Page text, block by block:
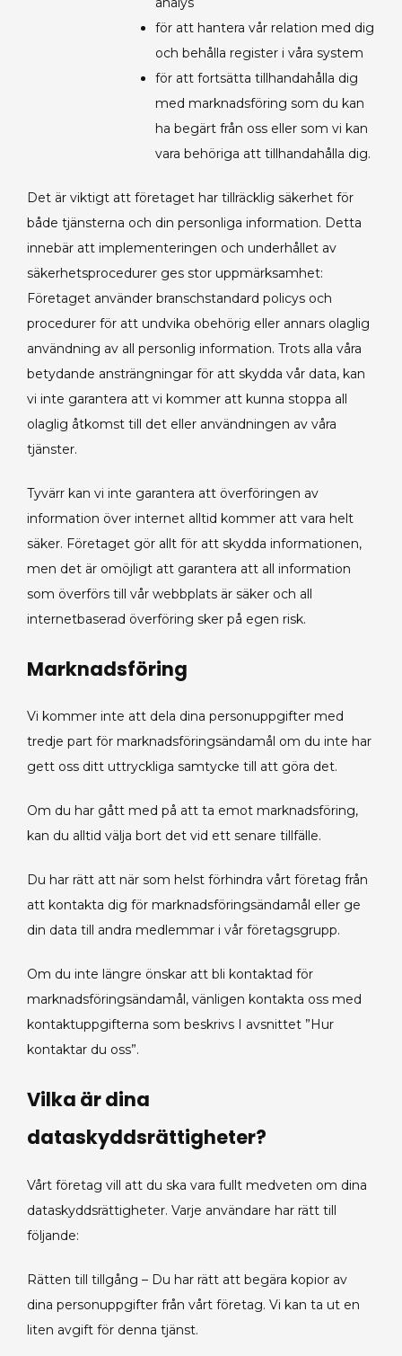
för att hantera vår relation med dig
och behålla register i våra system
för att fortsätta tillhandahålla dig
med marknadsföring som du kan
ha begärt från oss eller som vi kan
vara behöriga att tillhandahålla dig.
Det är viktigt att företaget har tillräcklig säkerhet för
både tjänsterna och din personliga information. Detta
innebär att implementeringen och underhållet av
säkerhetsprocedurer ges stor uppmärksamhet:
Företaget använder branschstandard policys och
procedurer för att undvika obehörig eller annars olaglig
användning av all personlig information. Trots alla våra
betydande ansträngningar för att skydda vår data, kan
vi inte garantera att vi kommer att kunna stoppa all
olaglig åtkomst till det eller användningen av våra
tjänster.
Tyvärr kan vi inte garantera att överföringen av
information över internet alltid kommer att vara helt
säker. Företaget gör allt för att skydda informationen,
men det är omöjligt att garantera att all information
som överförs till vår webbplats är säker och all
internetbaserad överföring sker på egen risk.
Marknadsföring
Vi kommer inte att dela dina personuppgifter med
tredje part för marknadsföringsändamål om du inte har
gett oss ditt uttryckliga samtycke till att göra det.
Om du har gått med på att ta emot marknadsföring,
kan du alltid välja bort det vid ett senare tillfälle.
Du har rätt att när som helst förhindra vårt företag från
att kontakta dig för marknadsföringsändamål eller ge
din data till andra medlemmar i vår företagsgrupp.
Om du inte längre önskar att bli kontaktad för
marknadsföringsändamål, vänligen kontakta oss med
kontaktuppgifterna som beskrivs I avsnittet ”Hur
kontaktar du oss”.
Vilka är dina
dataskyddsrättigheter?
Vårt företag vill att du ska vara fullt medveten om dina
dataskyddsrättigheter. Varje användare har rätt till
följande:
Rätten till tillgång – Du har rätt att begära kopior av
dina personuppgifter från vårt företag. Vi kan ta ut en
liten avgift för denna tjänst.